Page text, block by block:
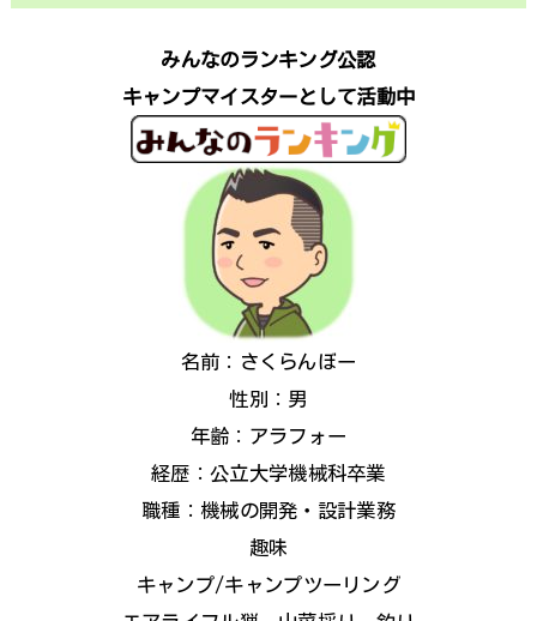
みんなのランキング公認
キャンプマイスターとして活動中
名前：さくらんぼー
性別：男
年齢：アラフォー
経歴：公立大学機械科卒業
職種：機械の開発・設計業務
趣味
キャンプ/キャンプツーリング